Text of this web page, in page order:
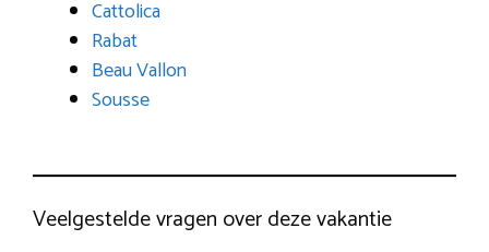
Cattolica
Rabat
Beau Vallon
Sousse
Veelgestelde vragen over deze vakantie